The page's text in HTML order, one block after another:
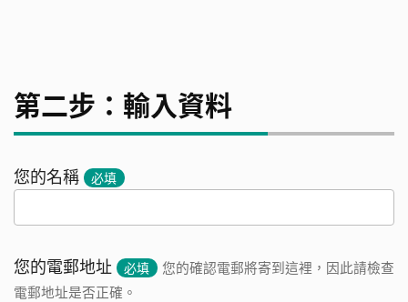
第二步：輸入資料
您的名稱 必填
您的電郵地址 必填
您的確認電郵將寄到這裡，因此請檢查
電郵地址是否正確。